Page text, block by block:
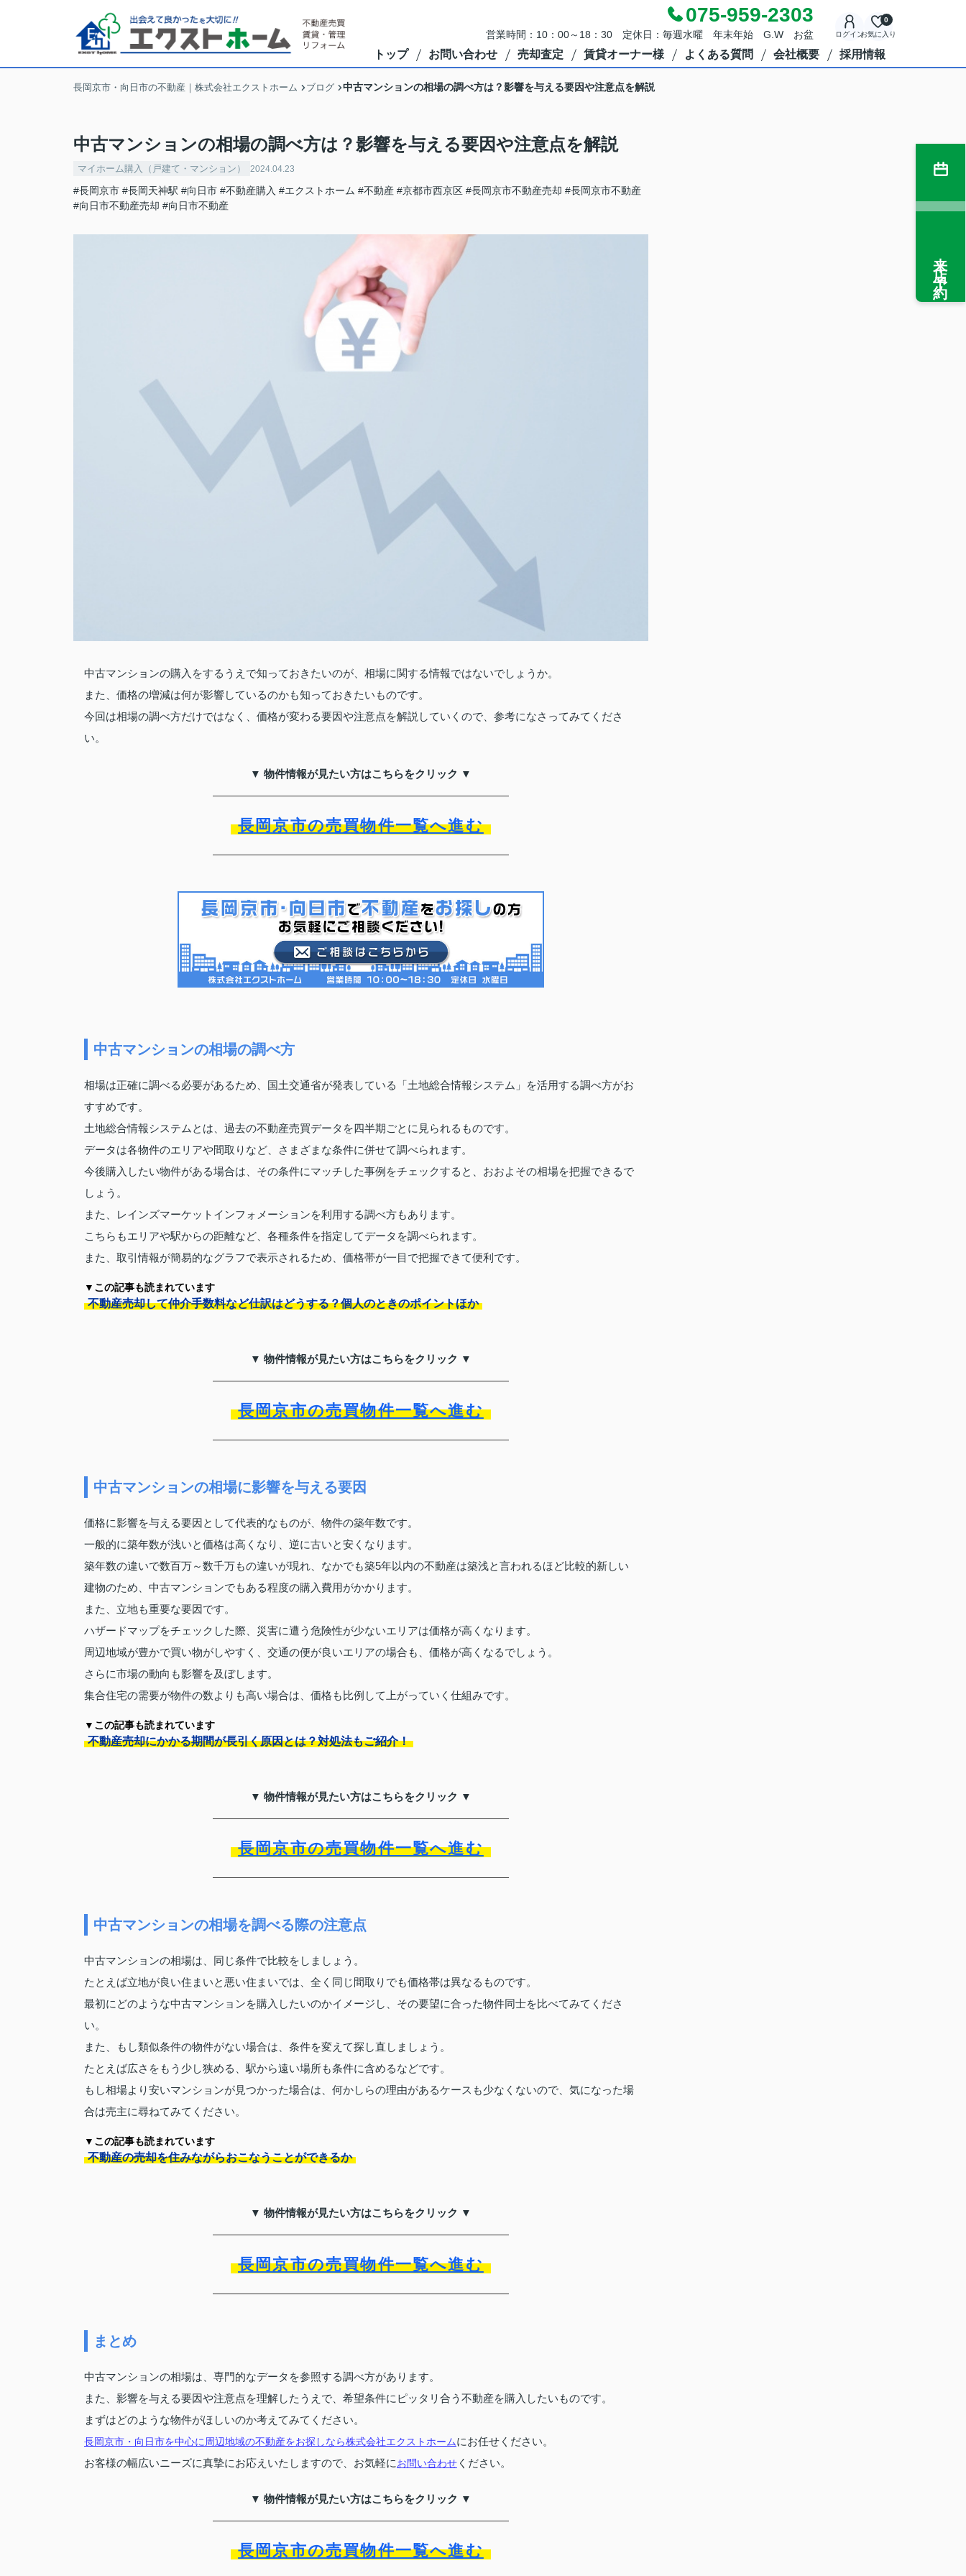
075-959-2303
営業時間：10：00～18：30 定休日：毎週水曜 年末年始 G.W お盆 ログインお気に入り
0
トップ お問い合わせ 売却査定 賃貸オーナー様 よくある質問 会社概要 採用情報
長岡京市・向日市の不動産｜株式会社エクストホーム ブログ 中古マンションの相場の調べ方は？影響を与える要因や注意点を解説
中古マンションの相場の調べ方は？影響を与える要因や注意点を解説
マイホーム購入（戸建て・マンション） 2024.04.23
#長岡京市 #長岡天神駅 #向日市 #不動産購入 #エクストホーム #不動産 #京都市西京区 #長岡京市不動産売却 #長岡京市不動産
#向日市不動産売却 #向日市不動産
中古マンションの購入をするうえで知っておきたいのが、相場に関する情報ではないでしょうか。
また、価格の増減は何が影響しているのかも知っておきたいものです。
今回は相場の調べ方だけではなく、価格が変わる要因や注意点を解説していくので、参考になさってみてくださ
い。
▼ 物件情報が見たい方はこちらをクリック ▼
長岡京市の売買物件一覧へ進む
中古マンションの相場の調べ方
相場は正確に調べる必要があるため、国土交通省が発表している「土地総合情報システム」を活用する調べ方がお
すすめです。
土地総合情報システムとは、過去の不動産売買データを四半期ごとに見られるものです。
データは各物件のエリアや間取りなど、さまざまな条件に併せて調べられます。
今後購入したい物件がある場合は、その条件にマッチした事例をチェックすると、おおよその相場を把握できるで
しょう。
また、レインズマーケットインフォメーションを利用する調べ方もあります。
こちらもエリアや駅からの距離など、各種条件を指定してデータを調べられます。
また、取引情報が簡易的なグラフで表示されるため、価格帯が一目で把握できて便利です。
▼この記事も読まれています
不動産売却して仲介手数料など仕訳はどうする？個人のときのポイントほか
▼ 物件情報が見たい方はこちらをクリック ▼
長岡京市の売買物件一覧へ進む
中古マンションの相場に影響を与える要因
価格に影響を与える要因として代表的なものが、物件の築年数です。
一般的に築年数が浅いと価格は高くなり、逆に古いと安くなります。
築年数の違いで数百万～数千万もの違いが現れ、なかでも築5年以内の不動産は築浅と言われるほど比較的新しい
建物のため、中古マンションでもある程度の購入費用がかかります。
また、立地も重要な要因です。
ハザードマップをチェックした際、災害に遭う危険性が少ないエリアは価格が高くなります。
周辺地域が豊かで買い物がしやすく、交通の便が良いエリアの場合も、価格が高くなるでしょう。
さらに市場の動向も影響を及ぼします。
集合住宅の需要が物件の数よりも高い場合は、価格も比例して上がっていく仕組みです。
▼この記事も読まれています
不動産売却にかかる期間が長引く原因とは？対処法もご紹介！
▼ 物件情報が見たい方はこちらをクリック ▼
長岡京市の売買物件一覧へ進む
中古マンションの相場を調べる際の注意点
中古マンションの相場は、同じ条件で比較をしましょう。
たとえば立地が良い住まいと悪い住まいでは、全く同じ間取りでも価格帯は異なるものです。
最初にどのような中古マンションを購入したいのかイメージし、その要望に合った物件同士を比べてみてくださ
い。
また、もし類似条件の物件がない場合は、条件を変えて探し直しましょう。
たとえば広さをもう少し狭める、駅から遠い場所も条件に含めるなどです。
もし相場より安いマンションが見つかった場合は、何かしらの理由があるケースも少なくないので、気になった場
合は売主に尋ねてみてください。
▼この記事も読まれています
不動産の売却を住みながらおこなうことができるか
▼ 物件情報が見たい方はこちらをクリック ▼
長岡京市の売買物件一覧へ進む
まとめ
中古マンションの相場は、専門的なデータを参照する調べ方があります。
また、影響を与える要因や注意点を理解したうえで、希望条件にピッタリ合う不動産を購入したいものです。
まずはどのような物件がほしいのか考えてみてください。
長岡京市・向日市を中心に周辺地域の不動産をお探しなら株式会社エクストホームにお任せください。
お客様の幅広いニーズに真摯にお応えいたしますので、お気軽にお問い合わせ ください。
▼ 物件情報が見たい方はこちらをクリック ▼
長岡京市の売買物件一覧へ進む
来店予約